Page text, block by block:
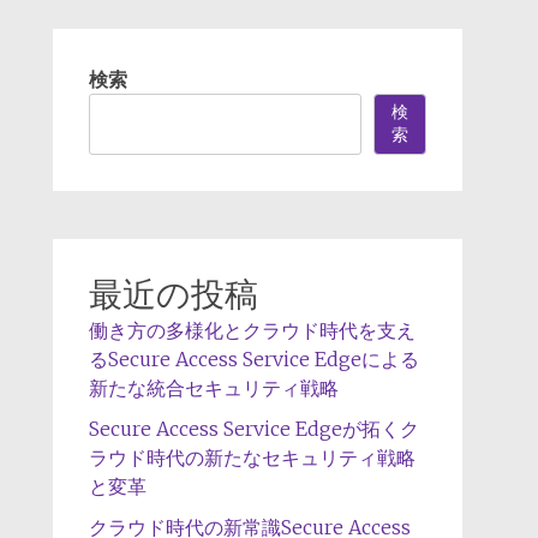
検索
検
索
最近の投稿
働き方の多様化とクラウド時代を支え
るSecure Access Service Edgeによる
新たな統合セキュリティ戦略
Secure Access Service Edgeが拓くク
ラウド時代の新たなセキュリティ戦略
と変革
クラウド時代の新常識Secure Access